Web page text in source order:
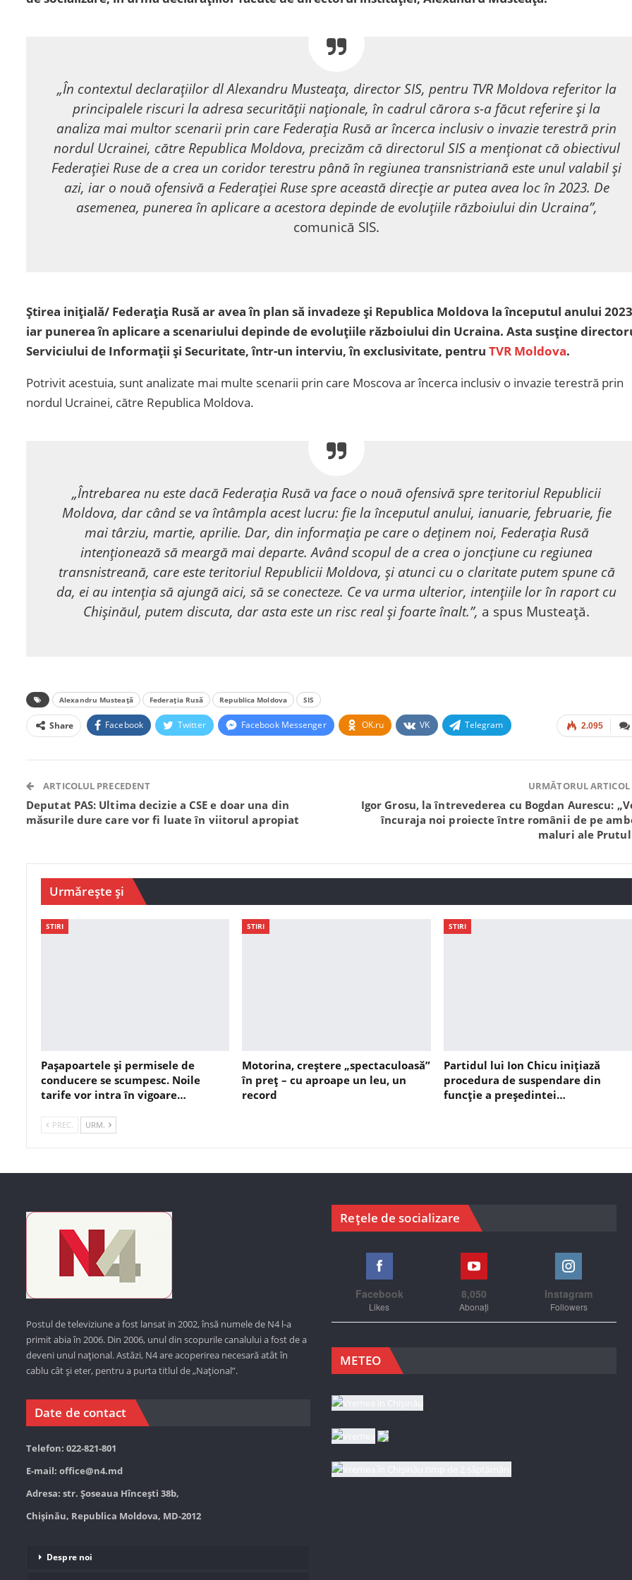
„În contextul declarațiilor dl Alexandru Musteața, director SIS, pentru TVR Moldova referitor la
principalele riscuri la adresa securității naționale, în cadrul cărora s-a făcut referire și la
analiza mai multor scenarii prin care Federația Rusă ar încerca inclusiv o invazie terestră prin
nordul Ucrainei, către Republica Moldova, precizăm că directorul SIS a menționat că obiectivul
Federației Ruse de a crea un coridor terestru până în regiunea transnistriană este unul valabil și
azi, iar o nouă ofensivă a Federației Ruse spre această direcție ar putea avea loc în 2023. De
asemenea, punerea în aplicare a acestora depinde de evoluțiile războiului din Ucraina”,
comunică SIS.
Știrea inițială/ Federaţia Rusă ar avea în plan să invadeze şi Republica Moldova la începutul anului
iar punerea în aplicare a scenariului depinde de evoluţiile războiului din Ucraina. Asta susține
Serviciului de Informaţii şi Securitate, într-un interviu, în exclusivitate, pentru TVR Moldova.
Potrivit acestuia, sunt analizate mai multe scenarii prin care Moscova ar încerca inclusiv o invazie terestră prin
nordul Ucrainei, către Republica Moldova.
„Întrebarea nu este dacă Federaţia Rusă va face o nouă ofensivă spre teritoriul Republicii
Moldova, dar când se va întâmpla acest lucru: fie la începutul anului, ianuarie, februarie, fie
mai târziu, martie, aprilie. Dar, din informaţia pe care o deţinem noi, Federaţia Rusă
intenţionează să meargă mai departe. Având scopul de a crea o joncțiune cu regiunea
transnistreană, care este teritoriul Republicii Moldova, şi atunci cu o claritate putem spune că
da, ei au intenţia să ajungă aici, să se conecteze. Ce va urma ulterior, intenţiile lor în raport cu
Chişinăul, putem discuta, dar asta este un risc real şi foarte înalt.”, a spus Musteață.
Alexandru Musteață Federația Rusă Republica Moldova SIS
2.095
Share Facebook Twitter Facebook Messenger OK.ru VK Telegram
ARTICOLUL PRECEDENT
Deputat PAS: Ultima decizie a CSE e doar una din
măsurile dure care vor fi luate în viitorul apropiat
URMĂTORUL ARTICOL
Igor Grosu, la întrevederea cu Bogdan Aurescu:
încuraja noi proiecte între românii de pe
maluri ale
Urmărește și
STIRI
Pașapoartele și permisele de
conducere se scumpesc. Noile
tarife vor intra în vigoare…
STIRI
Motorina, creștere „spectaculoasă”
în preț – cu aproape un leu, un
record
STIRI
Partidul lui Ion Chicu inițiază
procedura de suspendare din
funcție a președintei…
PREC. URM.
Postul de televiziune a fost lansat in 2002, însă numele de N4 l-a
primit abia în 2006. Din 2006, unul din scopurile canalului a fost de a
deveni unul național. Astăzi, N4 are acoperirea necesară atât în
cablu cât și eter, pentru a purta titlul de „Național”.
Date de contact
Telefon: 022-821-801
E-mail: office@n4.md
Adresa: str. Șoseaua Hînceşti 38b,
Chișinău, Republica Moldova, MD-2012
Despre noi
Rețele de socializare
Facebook
Likes
8,050
Abonați
Instagram
Followers
METEO